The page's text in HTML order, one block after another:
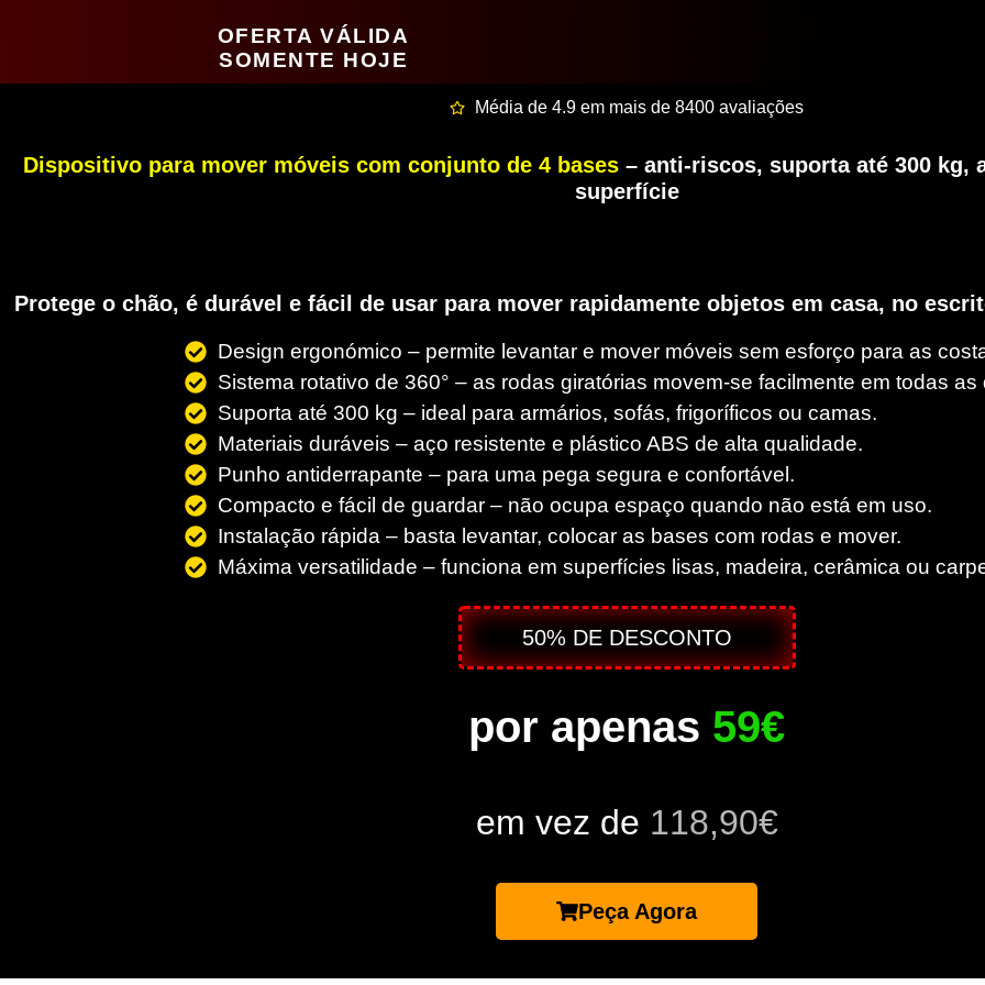
OFERTA VÁLIDA
SOMENTE HOJE
Média de 4.9 em mais de 8400 avaliações
Dispositivo para mover móveis com conjunto de 4 bases – anti-riscos, suporta até 300 kg,
superfície
Protege o chão, é durável e fácil de usar para mover rapidamente objetos em casa, no
Design ergonómico – permite levantar e mover móveis sem esforço para as
Sistema rotativo de 360° – as rodas giratórias movem-se facilmente em todas as
Suporta até 300 kg – ideal para armários, sofás, frigoríficos ou camas.
Materiais duráveis – aço resistente e plástico ABS de alta qualidade.
Punho antiderrapante – para uma pega segura e confortável.
Compacto e fácil de guardar – não ocupa espaço quando não está em uso.
Instalação rápida – basta levantar, colocar as bases com rodas e mover.
Máxima versatilidade – funciona em superfícies lisas, madeira, cerâmica ou
50% DE DESCONTO
por apenas 59€
em vez de 118,90€
Peça Agora